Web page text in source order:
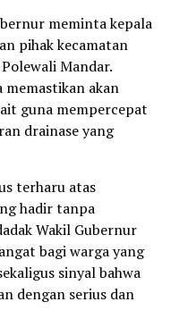
meminta kepala
pihak kecamatan
Mandar.
akan
guna mempercepat
drainase yang
terharu atas
hadir tanpa
Wakil Gubernur
bagi warga yang
sinyal bahwa
dengan serius dan